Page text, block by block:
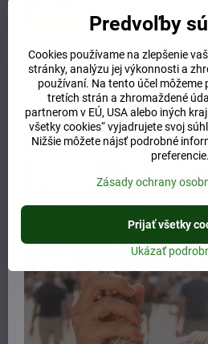
Súvisiaci produkt
finkundgut mydlo s wagyu
masťou 85g
15 €
Do košíka
Predvoľby
Cookies používame na zlepšenie
stránky, analýzu jej výkonnosti a
používaní. Na tento účel môžeme
tretích strán a zhromaždené
partnerom v EÚ, USA alebo iných
všetky cookies“ vyjadrujete svoj
Nižšie môžete nájsť podrobné
preferencie.
Zásady ochrany
Ukázať
Prijať všetky